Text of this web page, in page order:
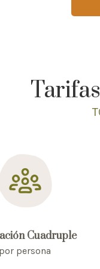
Cuadruple
persona